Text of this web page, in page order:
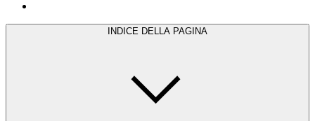
INDICE DELLA PAGINA